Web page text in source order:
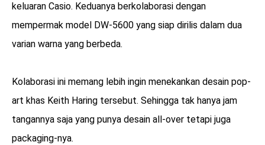
keluaran Casio. Keduanya berkolaborasi dengan
mempermak model DW-5600 yang siap dirilis dalam dua
varian warna yang berbeda.
Kolaborasi ini memang lebih ingin menekankan desain pop-
art khas Keith Haring tersebut. Sehingga tak hanya jam
tangannya saja yang punya desain all-over tetapi juga
packaging-nya.